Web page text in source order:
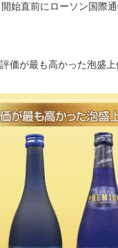
始直前にローソン国際
価が最も高かった泡盛